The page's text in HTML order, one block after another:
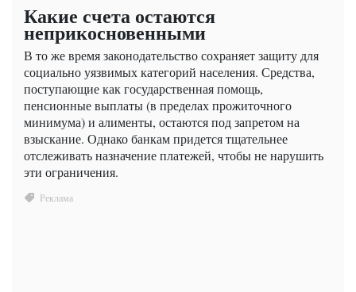
Какие счета остаются
неприкосновенными
В то же время законодательство сохраняет защиту для
социально уязвимых категорий населения. Средства,
поступающие как государственная помощь,
пенсионные выплаты (в пределах прожиточного
минимума) и алименты, остаются под запретом на
взыскание. Однако банкам придется тщательнее
отслеживать назначение платежей, чтобы не нарушить
эти ограничения.